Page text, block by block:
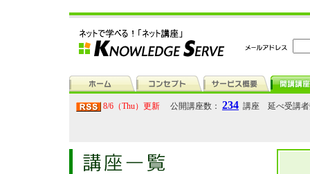
8/6（Thu）更新 公開講座数： 234 講座 延べ受講